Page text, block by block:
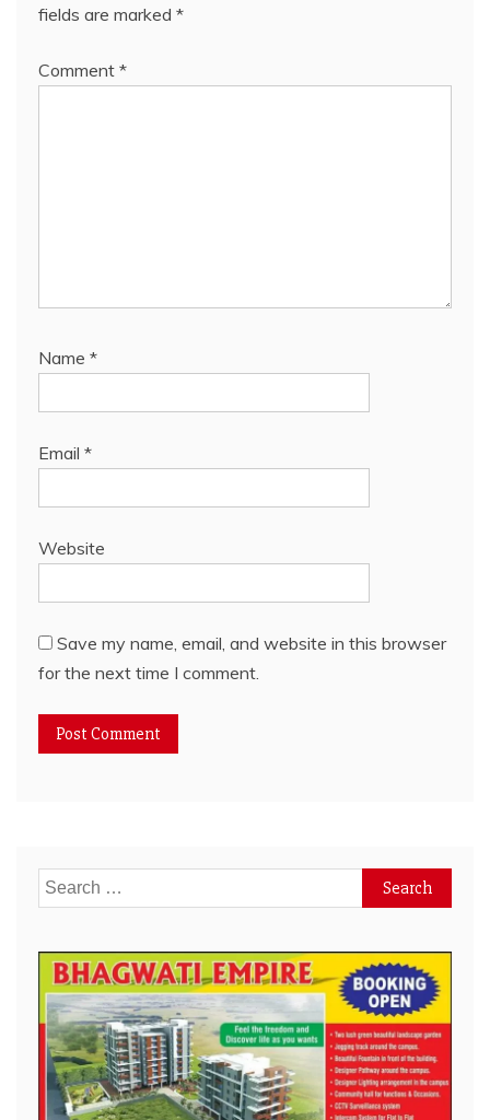
fields are marked *
Comment *
Name *
Email *
Website
Save my name, email, and website in this browser
for the next time I comment.
Search
for: